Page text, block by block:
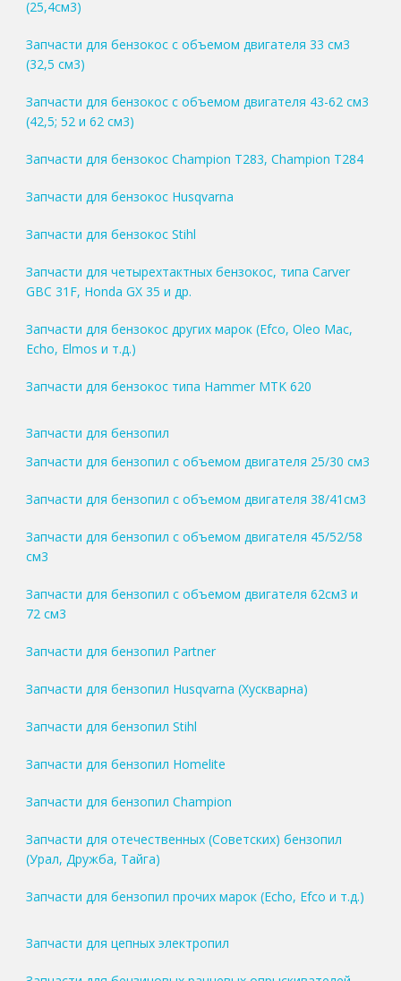
(25,4см3)
Запчасти для бензокос с объемом двигателя 33 см3
(32,5 см3)
Запчасти для бензокос с объемом двигателя 43-62 см3
(42,5; 52 и 62 см3)
Запчасти для бензокос Champion T283, Champion T284
Запчасти для бензокос Husqvarna
Запчасти для бензокос Stihl
Запчасти для четырехтактных бензокос, типа Carver
GBC 31F, Honda GX 35 и др.
Запчасти для бензокос других марок (Efco, Oleo Mac,
Echo, Elmos и т.д.)
Запчасти для бензокос типа Hammer MTK 620
Запчасти для бензопил
Запчасти для бензопил с объемом двигателя 25/30 см3
Запчасти для бензопил с объемом двигателя 38/41см3
Запчасти для бензопил с объемом двигателя 45/52/58
см3
Запчасти для бензопил с объемом двигателя 62см3 и
72 см3
Запчасти для бензопил Partner
Запчасти для бензопил Husqvarna (Хускварна)
Запчасти для бензопил Stihl
Запчасти для бензопил Homelite
Запчасти для бензопил Champion
Запчасти для отечественных (Советских) бензопил
(Урал, Дружба, Тайга)
Запчасти для бензопил прочих марок (Echo, Efco и т.д.)
Запчасти для цепных электропил